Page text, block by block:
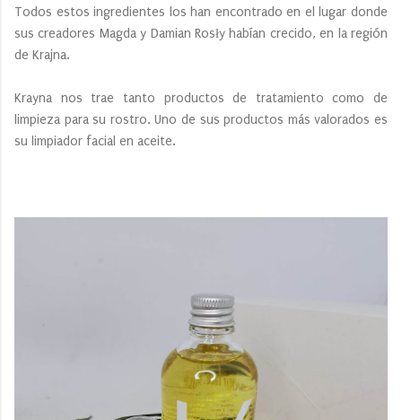
Todos estos ingredientes los han encontrado en el lugar donde
sus creadores Magda y Damian Rosły habían crecido, en la región
de Krajna.
Krayna nos trae tanto productos de tratamiento como de
limpieza para su rostro. Uno de sus productos más valorados es
su limpiador facial en aceite.